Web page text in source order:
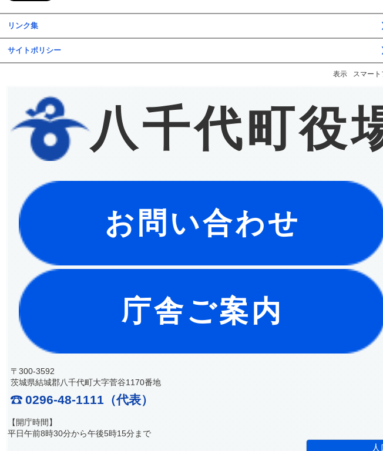
リンク集
サイトポリシー
表示 スマート
八千代町役
お問い合わせ
庁舎ご案内
〒300-3592
茨城県結城郡八千代町大字菅谷1170番地
0296-48-1111（代表）
【開庁時間】
平日午前8時30分から午後5時15分まで